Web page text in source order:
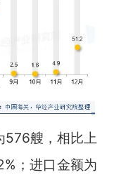
576艘，相比上
；进口金额为